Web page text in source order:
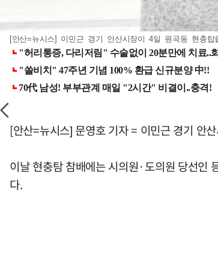
[안산=뉴시스] 이민근 경기 안산시장이 4일 원곡동 현충
[안산=뉴시스] 문영호 기자 = 이민근 경기 안
이날 현충탐 참배에는 시의원·도의원 당선인
다.